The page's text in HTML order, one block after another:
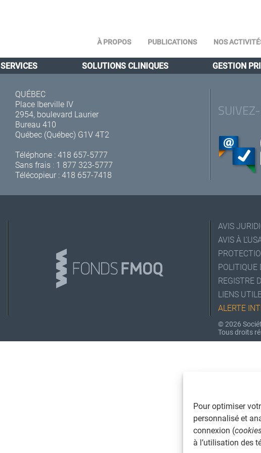
Pour optimiser
personnalisé et
connexion (
à l’utilisation des
À PROPOS PUBLICATIONS NOS
SERVICES SOLUTIONS CLINIQUES GESTION
QUÉBEC
Place Iberville IV
2954, boulevard Laurier
Bureau 410
Québec (Québec) G1V 4T2
Téléphone :418 657-5777
Sans frais : 1 877 323-5777
Télécopieur : 418 657-7418
AVIS
AVIS À
POLITIQUE
REGISTRE
LIENS
ALERTE
© 2026
Tous droits